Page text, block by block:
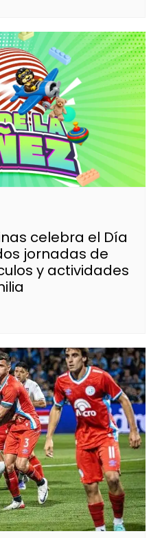
celebra el Día
jornadas de
y actividades